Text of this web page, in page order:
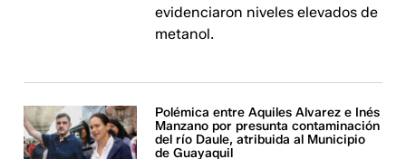
evidenciaron niveles elevados de
metanol.
Polémica entre Aquiles Alvarez e Inés
Manzano por presunta contaminación
del río Daule, atribuida al Municipio
de Guayaquil